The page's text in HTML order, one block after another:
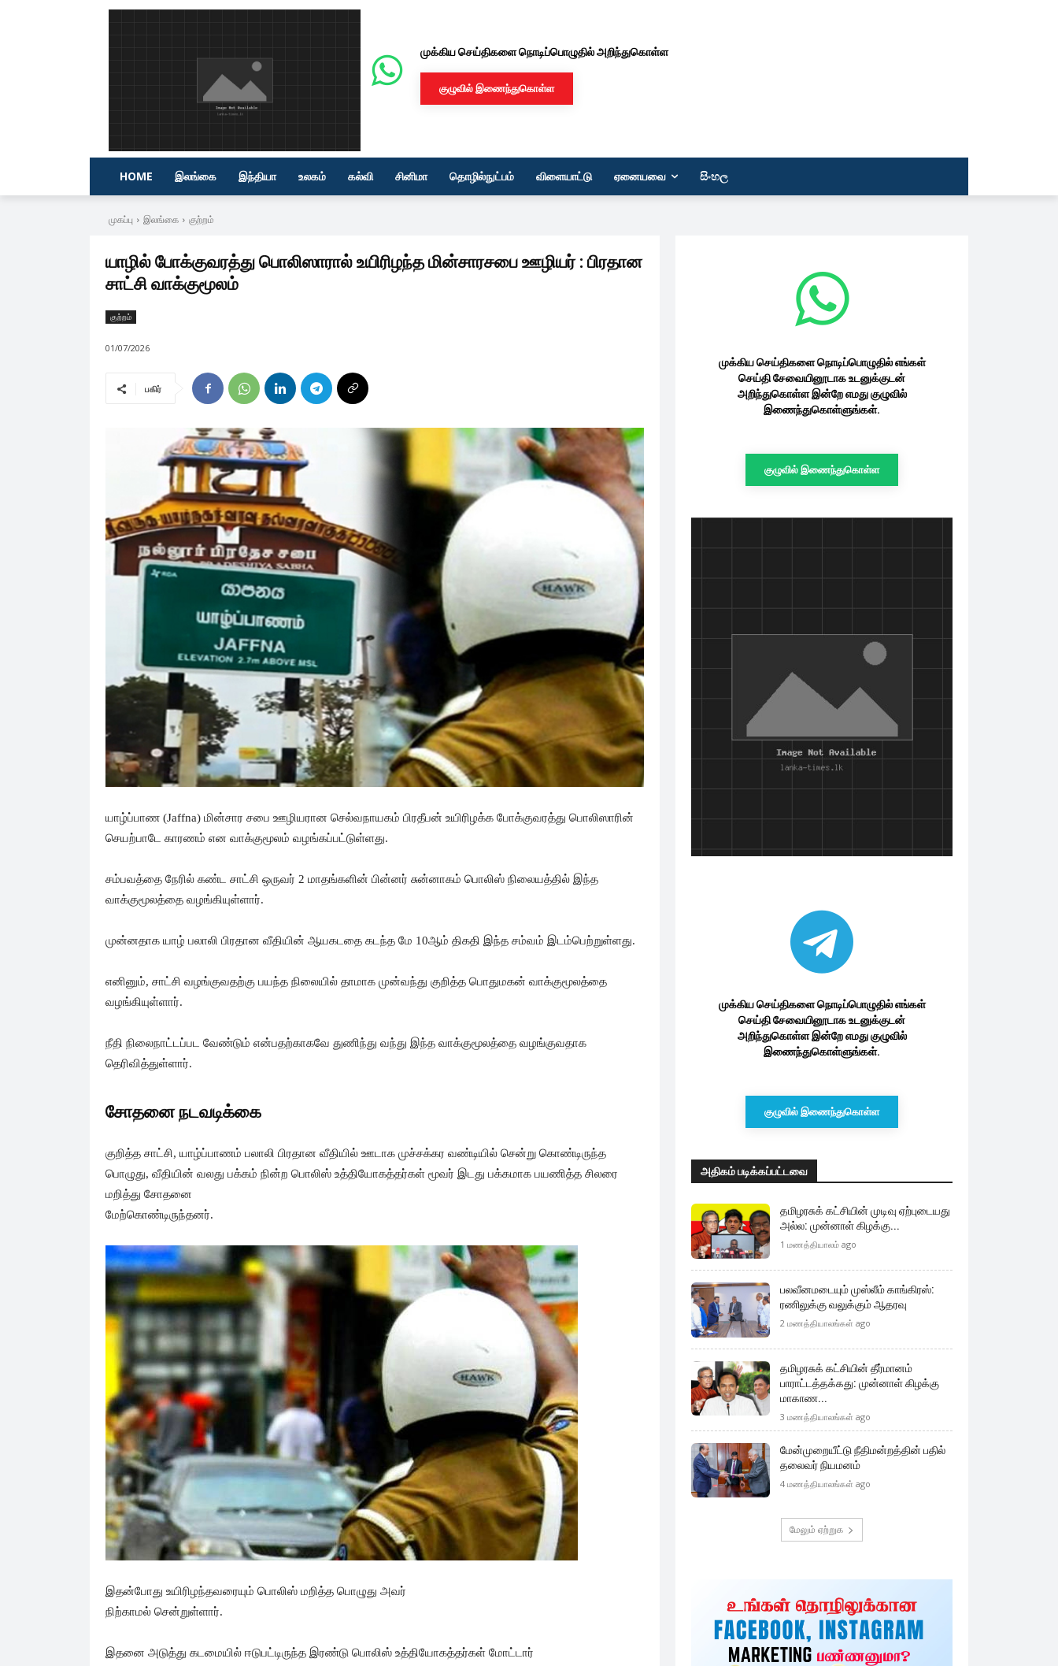
முக்கிய செய்திகளை நொடிப்பொழுதில் அறிந்துகொள்ள
குழுவில் இணைந்துகொள்ள
HOME இலங்கை இந்தியா உலகம் கல்வி சினிமா தொழில்நுட்பம் விளையாட்டு ஏனையவை සිංහල
முகப்பு இலங்கை குற்றம்
யாழில் போக்குவரத்து பொலிஸாரால் உயிரிழந்த மின்சாரசபை ஊழியர் : பிரதான
சாட்சி வாக்குமூலம்
குற்றம்
01/07/2026
பகிர்
யாழ்ப்பாண (Jaffna) மின்சார சபை ஊழியரான செல்வநாயகம் பிரதீபன் உயிரிழக்க போக்குவரத்து பொலிஸாரின்
செயற்பாடே காரணம் என வாக்குமூலம் வழங்கப்பட்டுள்ளது.
சம்பவத்தை நேரில் கண்ட சாட்சி ஒருவர் 2 மாதங்களின் பின்னர் சுன்னாகம் பொலிஸ் நிலையத்தில் இந்த
வாக்குமூலத்தை வழங்கியுள்ளார்.
முன்னதாக யாழ் பலாலி பிரதான வீதியின் ஆயகடதை கடந்த மே 10ஆம் திகதி இந்த சம்வம் இடம்பெற்றுள்ளது.
எனினும், சாட்சி வழங்குவதற்கு பயந்த நிலையில் தாமாக முன்வந்து குறித்த பொதுமகன் வாக்குமூலத்தை
வழங்கியுள்ளார்.
நீதி நிலைநாட்டப்பட வேண்டும் என்பதற்காகவே துணிந்து வந்து இந்த வாக்குமூலத்தை வழங்குவதாக
தெரிவித்துள்ளார்.
சோதனை நடவடிக்கை
குறித்த சாட்சி, யாழ்ப்பாணம் பலாலி பிரதான வீதியில் ஊடாக முச்சக்கர வண்டியில் சென்று கொண்டிருந்த
பொழுது, வீதியின் வலது பக்கம் நின்ற பொலிஸ் உத்தியோகத்தர்கள் மூவர் இடது பக்கமாக பயணித்த சிலரை
மறித்து சோதனை
மேற்கொண்டிருந்தனர்.
இதன்போது உயிரிழந்தவரையும் பொலிஸ் மறித்த பொழுது அவர்
நிற்காமல் சென்றுள்ளார்.
இதனை அடுத்து கடமையில் ஈடுபட்டிருந்த இரண்டு பொலிஸ் உத்தியோகத்தர்கள் மோட்டார்
முக்கிய செய்திகளை நொடிப்பொழுதில் எங்கள்
செய்தி சேவையினூடாக உடனுக்குடன்
அறிந்துகொள்ள இன்றே எமது குழுவில்
இணைந்துகொள்ளுங்கள்.
குழுவில் இணைந்துகொள்ள
முக்கிய செய்திகளை நொடிப்பொழுதில் எங்கள்
செய்தி சேவையினூடாக உடனுக்குடன்
அறிந்துகொள்ள இன்றே எமது குழுவில்
இணைந்துகொள்ளுங்கள்.
குழுவில் இணைந்துகொள்ள
அதிகம் படிக்கப்பட்டவை
தமிழரசுக் கட்சியின் முடிவு ஏற்புடையது
அல்ல: முன்னாள் கிழக்கு...
1 மணத்தியாலம் ago
பலவீனமடையும் முஸ்லீம் காங்கிரஸ்:
ரணிலுக்கு வலுக்கும் ஆதரவு
2 மணத்தியாலங்கள் ago
தமிழரசுக் கட்சியின் தீர்மானம்
பாராட்டத்தக்கது: முன்னாள் கிழக்கு
மாகாண...
3 மணத்தியாலங்கள் ago
மேன்முறையீட்டு நீதிமன்றத்தின் பதில்
தலைவர் நியமனம்
4 மணத்தியாலங்கள் ago
மேலும் ஏற்றுக